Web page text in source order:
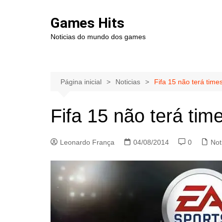
Games Hits
Noticias do mundo dos games
Página inicial Noticias Fifa 15 não terá
Fifa 15 não terá
Leonardo França 04/08/2014 0